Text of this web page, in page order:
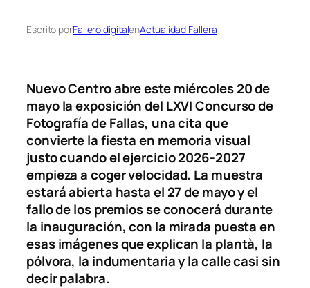
Escrito porFallero digitalenActualidad Fallera
Nuevo Centro abre este miércoles 20 de
mayo la exposición del LXVI Concurso de
Fotografía de Fallas, una cita que
convierte la fiesta en memoria visual
justo cuando el ejercicio 2026-2027
empieza a coger velocidad. La muestra
estará abierta hasta el 27 de mayo y el
fallo de los premios se conocerá durante
la inauguración, con la mirada puesta en
esas imágenes que explican la plantà, la
pólvora, la indumentaria y la calle casi sin
decir palabra.